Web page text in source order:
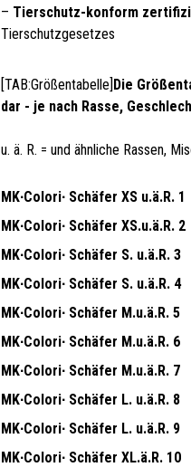
– Tierschutz-konform
Tierschutzgesetzes
[TAB:Größentabelle]Die
dar - je nach Rasse,
u. ä. R. = und ähnliche Rassen,
MK∙Colori∙ Schäfer XS u.ä.R. 1
MK∙Colori∙ Schäfer XS.u.ä.R. 2
MK∙Colori∙ Schäfer S. u.ä.R. 3
MK∙Colori∙ Schäfer S. u.ä.R. 4
MK∙Colori∙ Schäfer M.u.ä.R. 5
MK∙Colori∙ Schäfer M.u.ä.R. 6
MK∙Colori∙ Schäfer M.u.ä.R. 7
MK∙Colori∙ Schäfer L. u.ä.R. 8
MK∙Colori∙ Schäfer L. u.ä.R. 9
MK∙Colori∙ Schäfer XL.ä.R. 10